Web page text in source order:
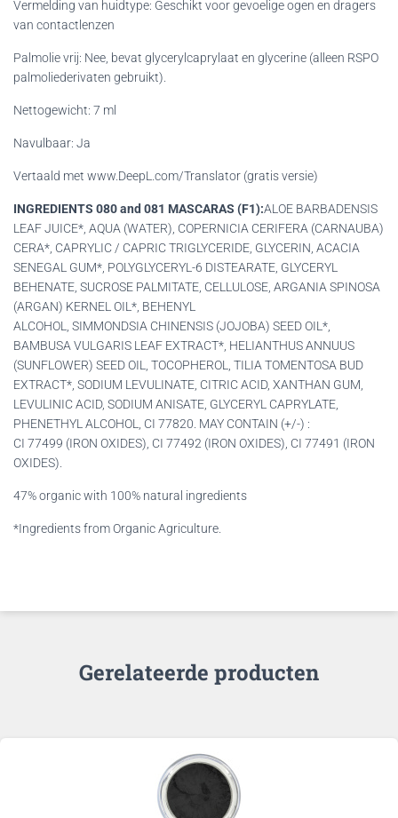
Vermelding van huidtype: Geschikt voor gevoelige ogen en dragers
van contactlenzen
Palmolie vrij: Nee, bevat glycerylcaprylaat en glycerine (alleen RSPO
palmoliederivaten gebruikt).
Nettogewicht: 7 ml
Navulbaar: Ja
Vertaald met www.DeepL.com/Translator (gratis versie)
INGREDIENTS 080 and 081 MASCARAS (F1):ALOE BARBADENSIS
LEAF JUICE*, AQUA (WATER), COPERNICIA CERIFERA (CARNAUBA)
CERA*, CAPRYLIC / CAPRIC TRIGLYCERIDE, GLYCERIN, ACACIA
SENEGAL GUM*, POLYGLYCERYL-6 DISTEARATE, GLYCERYL
BEHENATE, SUCROSE PALMITATE, CELLULOSE, ARGANIA SPINOSA
(ARGAN) KERNEL OIL*, BEHENYL
ALCOHOL, SIMMONDSIA CHINENSIS (JOJOBA) SEED OIL*,
BAMBUSA VULGARIS LEAF EXTRACT*, HELIANTHUS ANNUUS
(SUNFLOWER) SEED OIL, TOCOPHEROL, TILIA TOMENTOSA BUD
EXTRACT*, SODIUM LEVULINATE, CITRIC ACID, XANTHAN GUM,
LEVULINIC ACID, SODIUM ANISATE, GLYCERYL CAPRYLATE,
PHENETHYL ALCOHOL, CI 77820. MAY CONTAIN (+/-) :
CI 77499 (IRON OXIDES), CI 77492 (IRON OXIDES), CI 77491 (IRON
OXIDES).
47% organic with 100% natural ingredients
*Ingredients from Organic Agriculture.
Gerelateerde producten